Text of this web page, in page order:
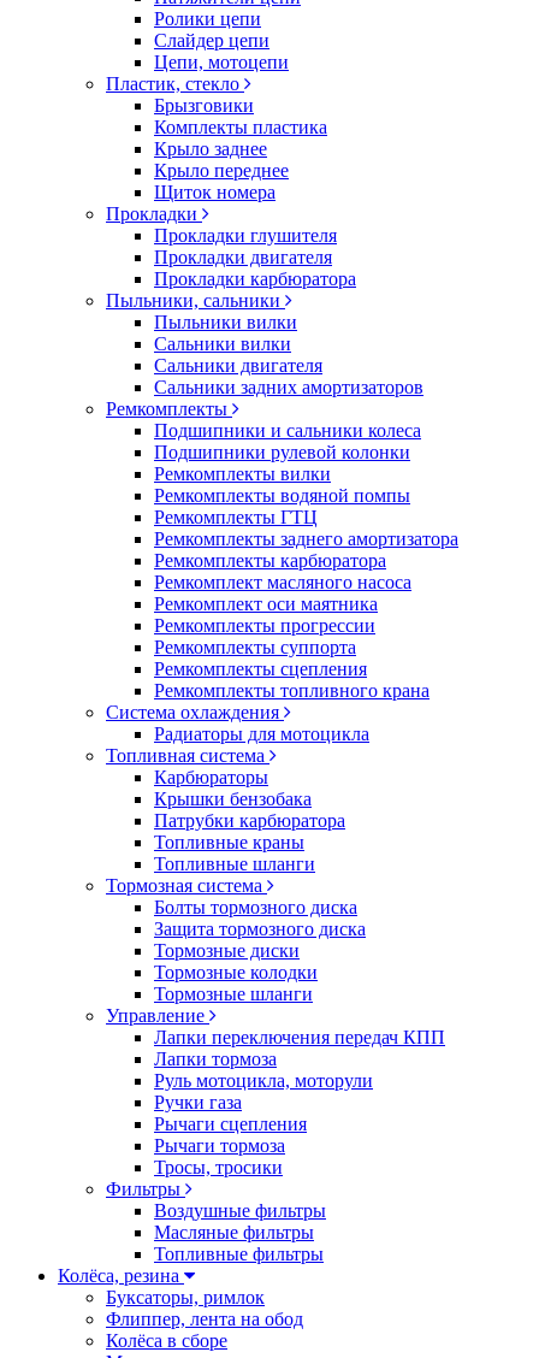
Ролики цепи
Слайдер цепи
Цепи, мотоцепи
Пластик, стекло
Брызговики
Комплекты пластика
Крыло заднее
Крыло переднее
Щиток номера
Прокладки
Прокладки глушителя
Прокладки двигателя
Прокладки карбюратора
Пыльники, сальники
Пыльники вилки
Сальники вилки
Сальники двигателя
Сальники задних амортизаторов
Ремкомплекты
Подшипники и сальники колеса
Подшипники рулевой колонки
Ремкомплекты вилки
Ремкомплекты водяной помпы
Ремкомплекты ГТЦ
Ремкомплекты заднего амортизатора
Ремкомплекты карбюратора
Ремкомплект масляного насоса
Ремкомплект оси маятника
Ремкомплекты прогрессии
Ремкомплекты суппорта
Ремкомплекты сцепления
Ремкомплекты топливного крана
Система охлаждения
Радиаторы для мотоцикла
Топливная система
Карбюраторы
Крышки бензобака
Патрубки карбюратора
Топливные краны
Топливные шланги
Тормозная система
Болты тормозного диска
Защита тормозного диска
Тормозные диски
Тормозные колодки
Тормозные шланги
Управление
Лапки переключения передач КПП
Лапки тормоза
Руль мотоцикла, моторули
Ручки газа
Рычаги сцепления
Рычаги тормоза
Тросы, тросики
Фильтры
Воздушные фильтры
Масляные фильтры
Топливные фильтры
Колёса, резина
Буксаторы, римлок
Флиппер, лента на обод
Колёса в сборе